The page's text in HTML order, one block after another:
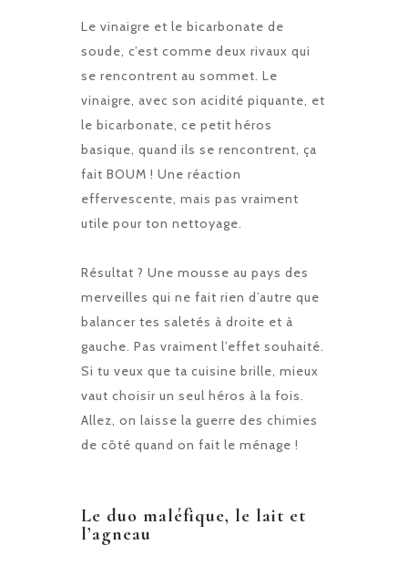
Le vinaigre et le bicarbonate de
soude, c’est comme deux rivaux qui
se rencontrent au sommet. Le
vinaigre, avec son acidité piquante, et
le bicarbonate, ce petit héros
basique, quand ils se rencontrent, ça
fait BOUM ! Une réaction
effervescente, mais pas vraiment
utile pour ton nettoyage.
Résultat ? Une mousse au pays des
merveilles qui ne fait rien d’autre que
balancer tes saletés à droite et à
gauche. Pas vraiment l’effet souhaité.
Si tu veux que ta cuisine brille, mieux
vaut choisir un seul héros à la fois.
Allez, on laisse la guerre des chimies
de côté quand on fait le ménage !
Le duo maléfique, le lait et
l’agneau